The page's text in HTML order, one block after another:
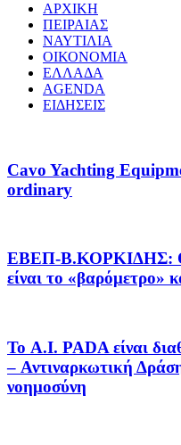
ΑΡΧΙΚΗ
ΠΕΙΡΑΙΑΣ
ΝΑΥΤΙΛΙΑ
ΟΙΚΟΝΟΜΙΑ
ΕΛΛΑΔΑ
AGENDA
ΕΙΔΗΣΕΙΣ
Cavo Yachting
ordinary
EΒΕΠ-Β.ΚΟΡΚΙΔΗΣ: Οι
είναι το «βαρόμετρο»
Το A.I. PADA είναι
– Αντιναρκωτική
νοημοσύνη